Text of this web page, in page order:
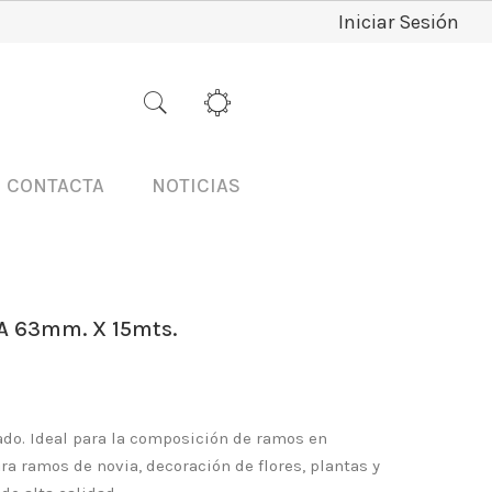
Iniciar Sesión
CONTACTA NOTICIAS
63mm. X 15mts.
Ideal para la composición de ramos en
ramos de novia, decoración de flores, plantas y